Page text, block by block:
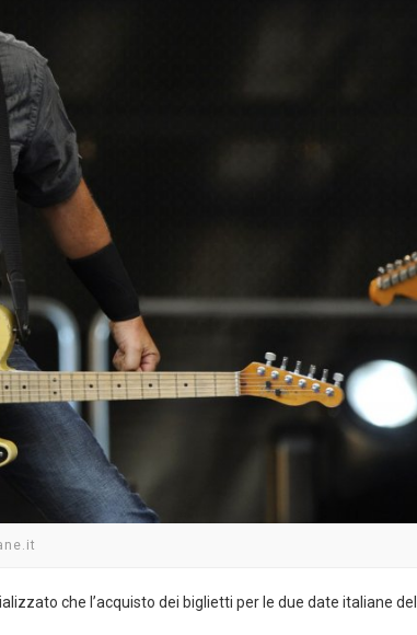
che l’acquisto dei biglietti per le due date italiane del